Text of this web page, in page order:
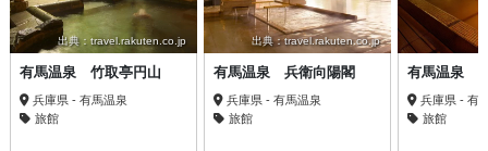
出典：travel.rakuten.co.jp
有馬温泉 竹取亭円山
兵庫県 - 有馬温泉
旅館
出典：travel.rakuten.co.jp
有馬温泉 兵衛向陽閣
兵庫県 - 有馬温泉
旅館
有馬温泉
兵庫県 - 有
旅館